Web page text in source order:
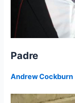
Padre
Andrew Cockburn